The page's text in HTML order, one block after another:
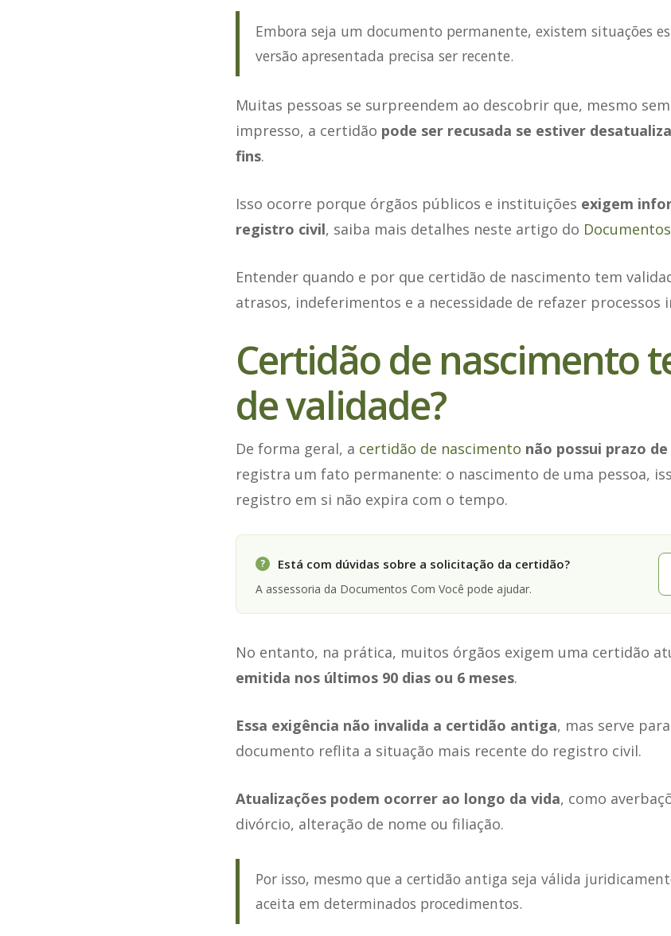
Embora seja um documento permanente, existem situações
versão apresentada precisa ser recente.
Muitas pessoas se surpreendem ao descobrir que, mesmo
impresso, a certidão pode ser recusada se estiver
fins.
Isso ocorre porque órgãos públicos e instituições exigem
registro civil, saiba mais detalhes neste artigo do
Entender quando e por que certidão de nascimento tem
atrasos, indeferimentos e a necessidade de refazer processos
Certidão de nascimento
de validade?
De forma geral, a certidão de nascimento não possui prazo
registra um fato permanente: o nascimento de uma pessoa,
registro em si não expira com o tempo.
? Está com dúvidas sobre a solicitação da certidão?
A assessoria da Documentos Com Você pode ajudar.
No entanto, na prática, muitos órgãos exigem uma certidão
emitida nos últimos 90 dias ou 6 meses.
Essa exigência não invalida a certidão antiga, mas serve
documento reflita a situação mais recente do registro civil.
Atualizações podem ocorrer ao longo da vida, como
divórcio, alteração de nome ou filiação.
Por isso, mesmo que a certidão antiga seja válida
aceita em determinados procedimentos.